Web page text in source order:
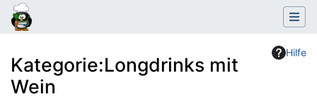
Hilfe
Kategorie:Longdrinks mit
Wein